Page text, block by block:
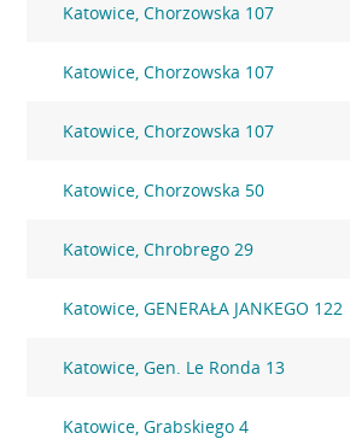
Katowice, Chorzowska 107
Katowice, Chorzowska 107
Katowice, Chorzowska 107
Katowice, Chorzowska 50
Katowice, Chrobrego 29
Katowice, GENERAŁA JANKEGO 122
Katowice, Gen. Le Ronda 13
Katowice, Grabskiego 4